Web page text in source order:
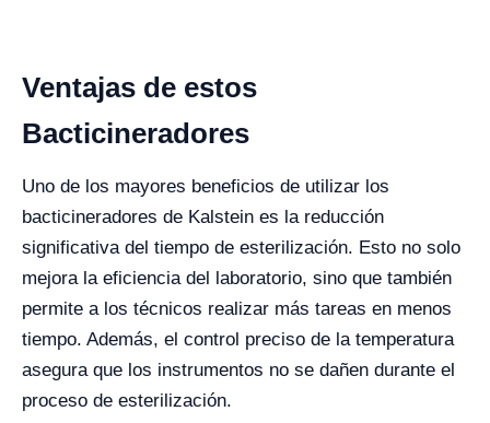
Ventajas de estos
Bacticineradores
Uno de los mayores beneficios de utilizar los
bacticineradores de Kalstein es la reducción
significativa del tiempo de esterilización. Esto no solo
mejora la eficiencia del laboratorio, sino que también
permite a los técnicos realizar más tareas en menos
tiempo. Además, el control preciso de la temperatura
asegura que los instrumentos no se dañen durante el
proceso de esterilización.